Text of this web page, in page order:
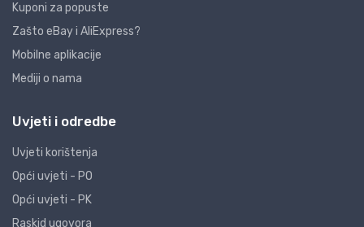
Kuponi za popuste
Zašto eBay i AliExpress?
Mobilne aplikacije
Mediji o nama
Uvjeti i odredbe
Uvjeti korištenja
Opći uvjeti - PO
Opći uvjeti - PK
Raskid ugovora